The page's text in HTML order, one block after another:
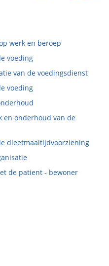
werk en beroep
voeding
van de voedingsdienst
voeding
en onderhoud van de
dieetmaaltijdvoorziening
de patient - bewoner